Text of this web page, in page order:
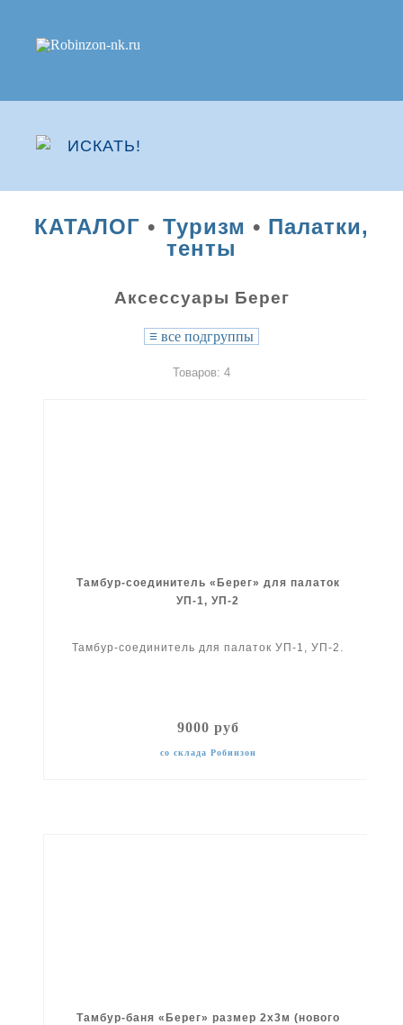
КАТАЛОГ • Туризм • Палатки,
тенты
Аксессуары Берег
≡ все подгруппы
Товаров: 4
Тамбур-соединитель «Берег» для палаток
УП-1, УП-2
Тамбур-соединитель для палаток УП-1, УП-2.
9000 руб
со склада Робинзон
Тамбур-баня «Берег» размер 2x3м (нового